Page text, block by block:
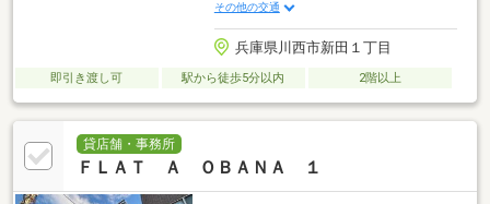
その他の交通
兵庫県川西市新田１丁目
即引き渡し可 駅から徒歩5分以内 2階以上
貸店舗・事務所
ＦＬＡＴ Ａ ＯＢＡＮＡ １